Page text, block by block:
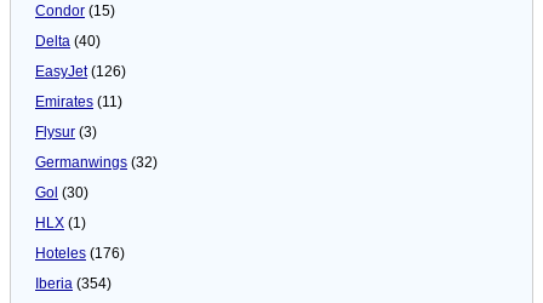
Condor (15)
Delta (40)
EasyJet(126)
Emirates (11)
Flysur (3)
Germanwings (32)
Gol (30)
HLX (1)
Hoteles (176)
Iberia (354)